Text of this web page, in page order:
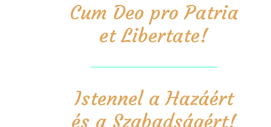
Cum Deo pro Patria
et Libertate!
Istennel a Hazáért
és a Szabadságért!